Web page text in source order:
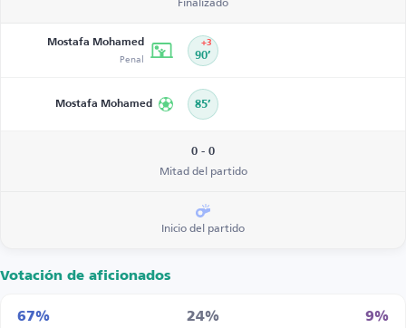
Mostafa Mohamed
Penal 90’
+3
Mostafa Mohamed 85’
0 - 0
Mitad del partido
Inicio del partido
Votación de aficionados
67% 24% 9%